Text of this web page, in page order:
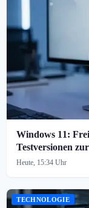
Windows 11:
Testversionen
Heute, 15:34 Uhr
TECHNOLOGIE